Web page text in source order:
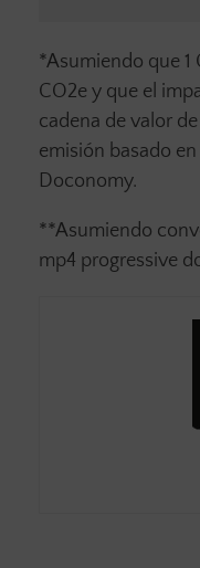
*Asumiendo que 1
CO2e y que el
cadena de valor
emisión basado
Doconomy.
**Asumiendo
mp4 progressive